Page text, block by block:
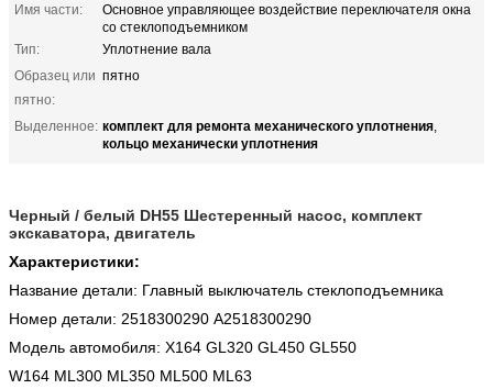
Имя части:
Основное управляющее воздействие переключателя окна
со стеклоподъемником
Тип:
Уплотнение вала
Образец или
пятно:
пятно
Выделенное: комплект для ремонта механического уплотнения,
кольцо механически уплотнения
Черный / белый DH55 Шестеренный насос, комплект
экскаватора, двигатель
Характеристики:
Название детали: Главный выключатель стеклоподъемника
Номер детали: 2518300290 A2518300290
Модель автомобиля: X164 GL320 GL450 GL550
W164 ML300 ML350 ML500 ML63